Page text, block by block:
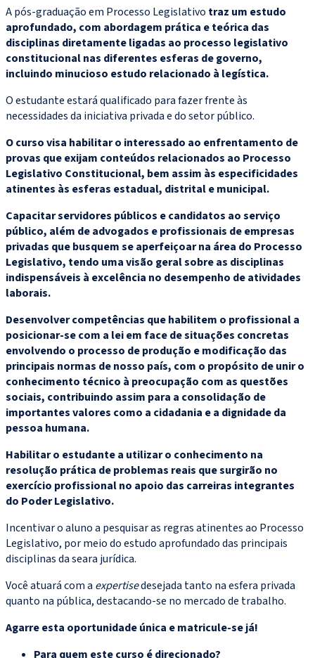
A pós-graduação em Processo Legislativo traz um estudo
aprofundado, com abordagem prática e teórica das
disciplinas diretamente ligadas ao processo legislativo
constitucional nas diferentes esferas de governo,
incluindo minucioso estudo relacionado à legística.
O estudante estará qualificado para fazer frente às
necessidades da iniciativa privada e do setor público.
O curso visa habilitar o interessado ao enfrentamento de
provas que exijam conteúdos relacionados ao Processo
Legislativo Constitucional, bem assim às especificidades
atinentes às esferas estadual, distrital e municipal.
Capacitar servidores públicos e candidatos ao serviço
público, além de advogados e profissionais de empresas
privadas que busquem se aperfeiçoar na área do Processo
Legislativo, tendo uma visão geral sobre as disciplinas
indispensáveis à excelência no desempenho de atividades
laborais.
Desenvolver competências que habilitem o profissional a
posicionar-se com a lei em face de situações concretas
envolvendo o processo de produção e modificação das
principais normas de nosso país, com o propósito de unir o
conhecimento técnico à preocupação com as questões
sociais, contribuindo assim para a consolidação de
importantes valores como a cidadania e a dignidade da
pessoa humana.
Habilitar o estudante a utilizar o conhecimento na
resolução prática de problemas reais que surgirão no
exercício profissional no apoio das carreiras integrantes
do Poder Legislativo.
Incentivar o aluno a pesquisar as regras atinentes ao Processo
Legislativo, por meio do estudo aprofundado das principais
disciplinas da seara jurídica.
Você atuará com a expertisedesejada tanto na esfera privada
quanto na pública, destacando-se no mercado de trabalho.
Agarre esta oportunidade única e matricule-se já!
Para quem este curso é direcionado?